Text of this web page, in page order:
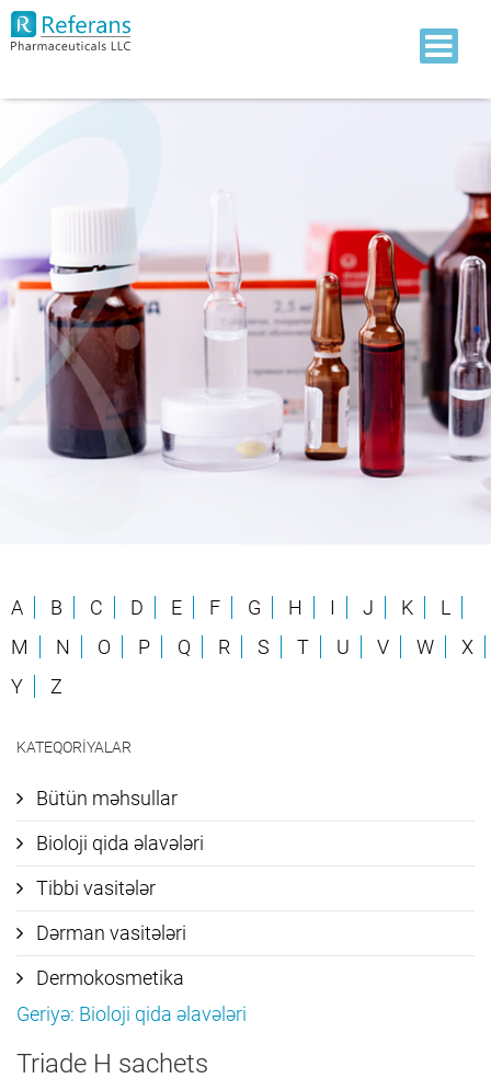
A B C D E F G H I J K
L
M
N O P Q R S T U V W
X
Y
Z
KATEQORIYALAR
Bütün məhsullar
Bioloji qida əlavələri
Tibbi vasitələr
Dərman vasitələri
Dermokosmetika
Geriyə: Bioloji qida əlavələri
Triade H sachets